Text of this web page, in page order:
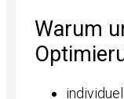
Warum